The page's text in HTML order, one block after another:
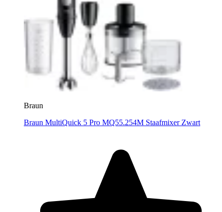
Braun
Braun MultiQuick 5 Pro MQ55.254M Staafmixer Zwart